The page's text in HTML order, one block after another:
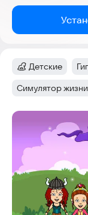
Категория:
Детские
Тег:
Симулятор жизни